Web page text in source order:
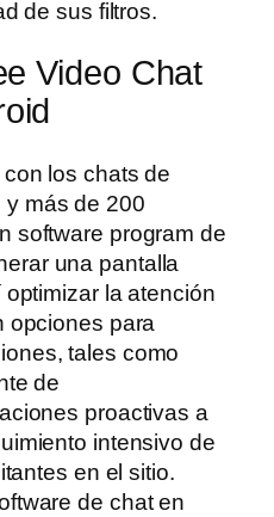
de sus filtros.
Video Chat
los chats de
y más de 200
software program de
una pantalla
la atención
opciones para
tales como
de
proactivas a
intensivo de
en el sitio.
de chat en